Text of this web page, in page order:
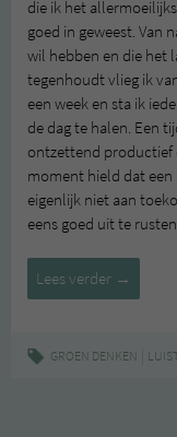
die ik het
goed in geweest. Van
wil hebben en die het
tegenhoudt vlieg ik
een week en sta ik
de dag te halen. Een
ontzettend productief
moment hield dat een
eigenlijk niet aan
eens goed uit te
Lees verder Makkelijker
→
GROEN DENKEN